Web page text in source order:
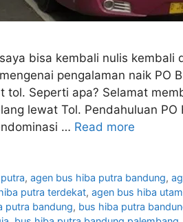
bisa kembali nulis kembali
pengalaman naik PO
tol. Seperti apa? Selamat
lewat Tol. Pendahuluan
… Read more
,agen bus hiba putra bandung,
putra terdekat, agen bus hiba
putra bandung, bus hiba putra